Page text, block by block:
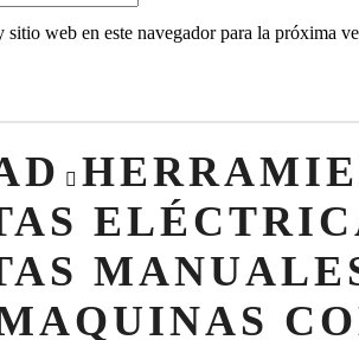
web en este navegador para la próxima